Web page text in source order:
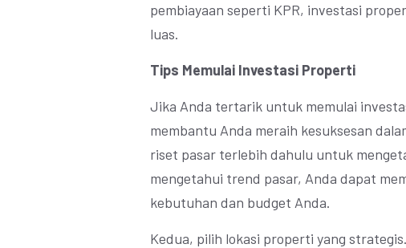
pembiayaan seperti KPR, investasi
luas.
Tips Memulai Investasi Properti
Jika Anda tertarik untuk memulai
membantu Anda meraih kesuksesan
riset pasar terlebih dahulu untuk
mengetahui trend pasar, Anda dapat
kebutuhan dan budget Anda.
Kedua, pilih lokasi properti yang